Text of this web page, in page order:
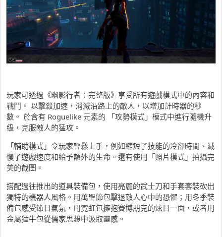
玩家可透過《幽影行者：完整版》享受所有遊戲模式中的內容和
戰鬥。 以擊殺加速，消滅沿路上的敵人，以增加計時器的秒
數。 於含有 Roguelike 元素的 「攻勢模式」模式中進行隨機升
級，克服敵人的猛攻。
「輔助模式」令玩家輕鬆上手，例如縮短了技能的冷卻時間、減
慢了遊戲速度和給予額外的生命。還有使用「照片模式」拍攝完
美的截圖。
搭配過往推出的道具裝備包，使用亮麗的武士刀和手套套裝砍出
獨特的機器人風格。用萬聖節包擊退敵人心中的恐懼；用冬季裝
備包感受節日氣氛，用霓虹包擁抱賽博朋克的炫目一面，或者用
金屬猛牛包從儒家思想中汲取靈感。